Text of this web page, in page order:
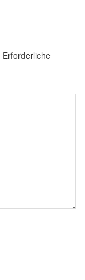
Erforderliche